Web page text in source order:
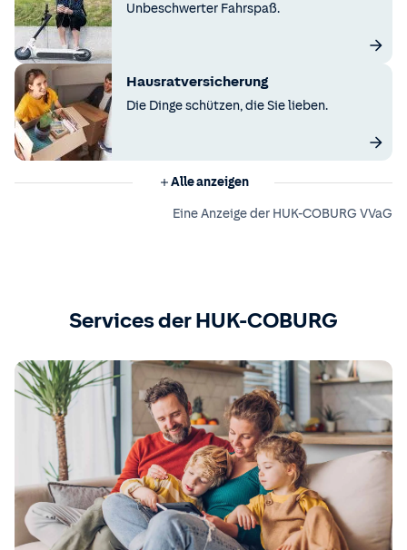
Unbeschwerter Fahrspaß.
Hausratversicherung
Die Dinge schützen, die Sie lieben.
Alle anzeigen
Eine Anzeige der HUK-COBURG VVaG
Services der HUK-COBURG